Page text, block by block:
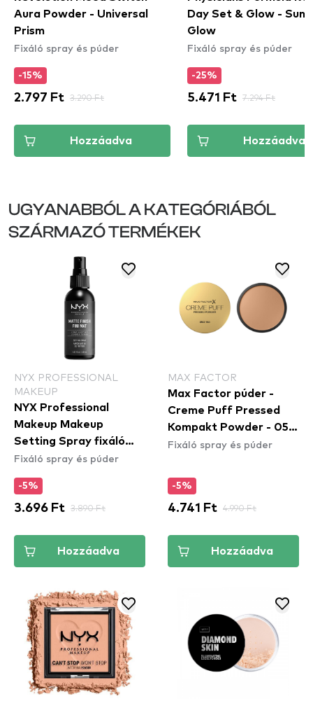
Aura Powder - Universal
Prism
Fixáló spray és púder
-15%
2.797 Ft 3.290 Ft
Hozzáadva
Day Set & Glow -
Glow
Fixáló spray és púder
-25%
5.471 Ft 7.294 Ft
Hozzáadva
UGYANABBÓL A KATEGÓRIÁBÓL
SZÁRMAZÓ TERMÉKEK
NYX PROFESSIONAL
MAKEUP
NYX Professional
Makeup Makeup
Setting Spray fixáló
spray – Matte Finish
Fixáló spray és púder
-5%
3.696 Ft 3.890 Ft
Hozzáadva
MAX FACTOR
Max Factor púder -
Creme Puff Pressed
Kompakt Powder - 05
Translucent
Fixáló spray és púder
-5%
4.741 Ft 4.990 Ft
Hozzáadva